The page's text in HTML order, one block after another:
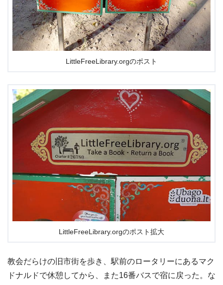
LittleFreeLibrary.orgのポスト
LittleFreeLibrary.orgのポスト拡大
教会だらけの旧市街を歩き、駅前のロータリーにあるマク
ドナルドで休憩してから、また16番バスで宿に戻った。な